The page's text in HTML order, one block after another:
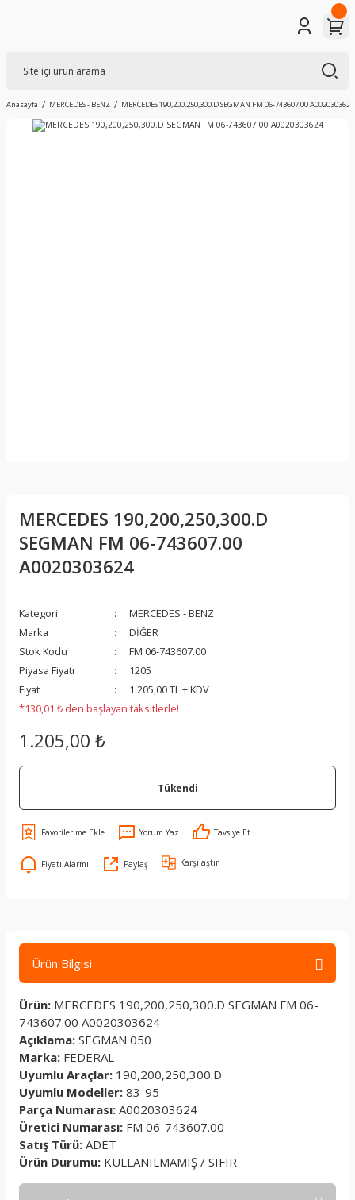
Anasayfa MERCEDES - BENZ MERCEDES 190,200,250,300.D SEGMAN FM 06-743607.00 A0020303624
MERCEDES 190,200,250,300.D
SEGMAN FM 06-743607.00
A0020303624
Kategori
MERCEDES - BENZ
Marka
DİĞER
Stok Kodu
FM 06-743607.00
Piyasa Fiyatı
1205
Fiyat
1.205,00 TL + KDV
*130,01 ₺ den başlayan taksitlerle!
1.205,00 ₺
Tükendi
Yorum Yaz Tavsiye Et
Fiyatı Alarmı Paylaş Karşılaştır
Ürün Bilgisi
Ürün: MERCEDES 190,200,250,300.D SEGMAN FM 06-
743607.00 A0020303624
Açıklama: SEGMAN 050
Marka: FEDERAL
Uyumlu Araçlar: 190,200,250,300.D
Uyumlu Modeller: 83-95
Parça Numarası: A0020303624
Üretici Numarası: FM 06-743607.00
Satış Türü: ADET
Ürün Durumu: KULLANILMAMIŞ / SIFIR